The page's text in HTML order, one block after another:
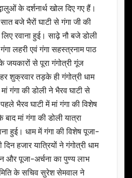
के दर्शनार्थ खोल दिए गए हैं।
बजे भैरों घाटी से गंगा जी की
लिए रवाना हुई। साढ़े नौ बजे डोली
लहरी एवं गंगा सहस्त्रनाम पाठ
से पूरा गंगोत्री गूंज
शुक्रवार तड़के ही गंगोत्री धाम
गंगा की डोली ने भैरव घाटी से
भैरव घाटी में मां गंगा की विशेष
मां गंगा की डोली यात्रा
हुई। धाम में गंगा की विशेष पूजा-
हजार यात्रियों ने गंगोत्री धाम
और पूजा-अर्चना का पुण्य लाभ
के सचिव सुरेश सेमवाल ने